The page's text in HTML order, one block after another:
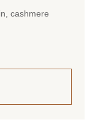
cashmere